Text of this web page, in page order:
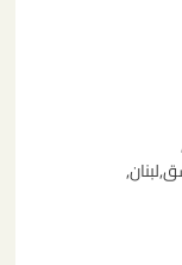
,لبنان,